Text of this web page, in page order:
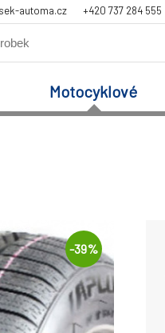
automa.cz +420 737 284 555
Motocyklové
-39%